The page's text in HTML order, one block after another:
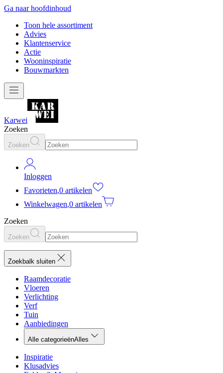
Ga naar hoofdinhoud
Toon hele assortiment
Advies
Klantenservice
Actie
Wooninspiratie
Bouwmarkten
Karwei
Zoeken
Zoeken
Inloggen
Favorieten,0 artikelen
Winkelwagen,0 artikelen
Zoeken
Zoeken
Zoekbalk sluiten
Raamdecoratie
Vloeren
Verlichting
Verf
Tuin
Aanbiedingen
Alle categorieënAlles
Inspiratie
Klusadvies